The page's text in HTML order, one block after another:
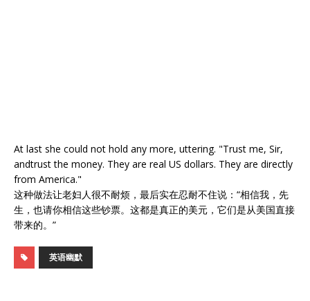
At last she could not hold any more, uttering. "Trust me, Sir,
andtrust the money. They are real US dollars. They are directly
from America."
这种做法让老妇人很不耐烦，最后实在忍耐不住说：“相信我，先
生，也请你相信这些钞票。这都是真正的美元，它们是从美国直接
带来的。”
英语幽默